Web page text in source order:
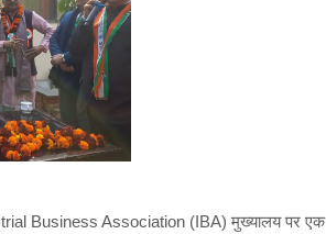
Business Association (IBA) मुख्यालय पर एक